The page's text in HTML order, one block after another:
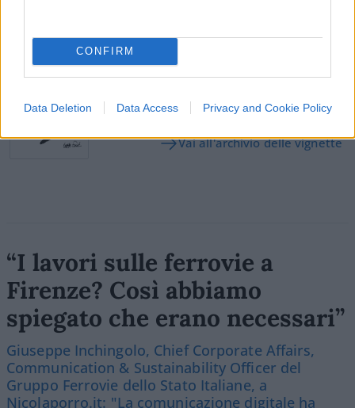
CONFIRM
Data Deletion Data Access Privacy and Cookie Policy
SEDUTE SATIRICHE
Vignetta del 07/08/2026
Vai all'archivio delle vignette
“I lavori sulle ferrovie a
Firenze? Così abbiamo
spiegato che erano necessari”
Giuseppe Inchingolo, Chief Corporate Affairs,
Communication & Sustainability Officer del
Gruppo Ferrovie dello Stato Italiane, a
Nicolaporro.it: "La comunicazione digitale ha